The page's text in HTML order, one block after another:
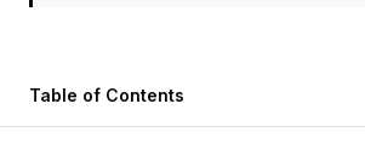
Table of Contents